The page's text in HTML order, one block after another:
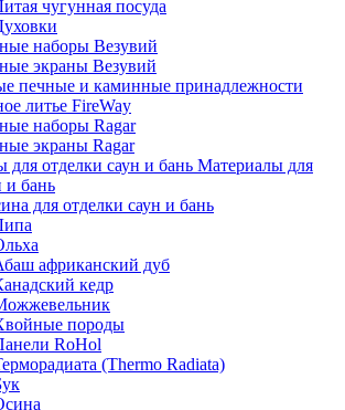
чугунная посуда
наборы Везувий
экраны Везувий
печные и каминные принадлежности
литье FireWay
наборы Ragar
экраны Ragar
Материалы для
и бань
для отделки саун и бань
африканский дуб
кедр
породы
RoHol
(Thermo Radiata)